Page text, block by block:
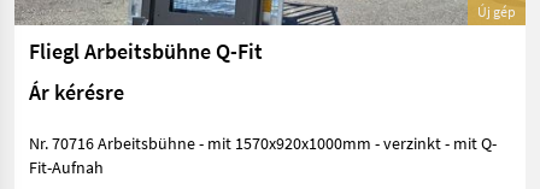
Új gép
Fliegl Arbeitsbühne Q-Fit
Ár kérésre
Nr. 70716 Arbeitsbühne - mit 1570x920x1000mm - verzinkt - mit Q-
Fit-Aufnah